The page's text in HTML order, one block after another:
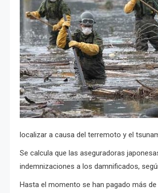
localizar a causa del terremoto y el
Se calcula que las aseguradoras
indemnizaciones a los damnificados,
Hasta el momento se han pagado más